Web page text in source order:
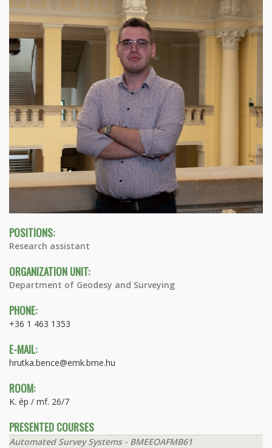
POSITIONS:
Research assistant
ORGANIZATION UNIT:
Department of Geodesy and Surveying
PHONE:
+36 1 463 1353
E-MAIL:
hrutka.bence@emk.bme.hu
ROOM:
K. ép / mf. 26/7
PRESENTED COURSES
Automated Survey Systems - BMEEOAFMB61